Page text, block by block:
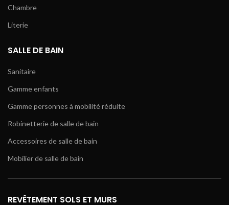
Chambre
Literie
SALLE DE BAIN
Sanitaire
Gamme enfants
Gamme personnes à mobilité réduite
Robinetterie de salle de bain
Accessoires de salle de bain
Mobilier de salle de bain
REVÊTEMENT SOLS ET MURS